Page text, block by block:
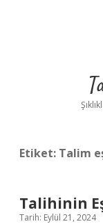
Etiket: Talim
Talihinin
Tarih: Eylül 21, 2024